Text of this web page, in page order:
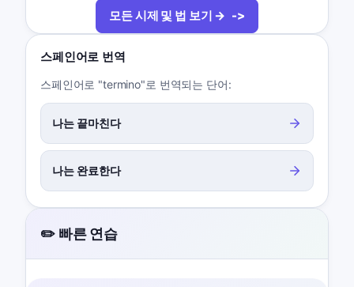
모든 시제 및 법 보기 →
스페인어로 번역
스페인어로 "termino"로 번역되는 단어:
나는 끝마친다
나는 완료한다
✏️ 빠른 연습